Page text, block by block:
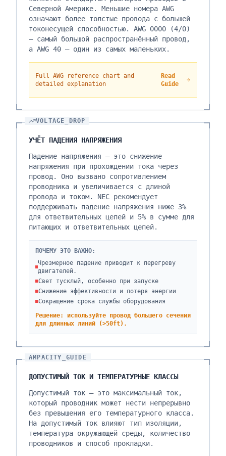
Северной Америке. Меньшие номера AWG
означают более толстые провода с большей
токонесущей способностью. AWG 0000 (4/0)
— самый большой распространённый провод,
а AWG 40 — один из самых маленьких.
Full AWG reference chart and
detailed explanation
Read
Guide
VOLTAGE_DROP
УЧЁТ ПАДЕНИЯ НАПРЯЖЕНИЯ
Падение напряжения — это снижение
напряжения при прохождении тока через
провод. Оно вызвано сопротивлением
проводника и увеличивается с длиной
провода и током. NEC рекомендует
поддерживать падение напряжения ниже 3%
для ответвительных цепей и 5% в сумме для
питающих и ответвительных цепей.
ПОЧЕМУ ЭТО ВАЖНО:
Чрезмерное падение приводит к перегреву
двигателей.
Свет тусклый, особенно при запуске
Снижение эффективности и потеря энергии
Сокращение срока службы оборудования
Решение: используйте провод большего сечения
для длинных линий (>50ft).
AMPACITY_GUIDE
ДОПУСТИМЫЙ ТОК И ТЕМПЕРАТУРНЫЕ КЛАССЫ
Допустимый ток — это максимальный ток,
который проводник может нести непрерывно
без превышения его температурного класса.
На допустимый ток влияют тип изоляции,
температура окружающей среды, количество
проводников и способ прокладки.